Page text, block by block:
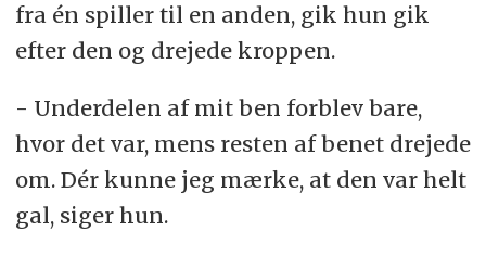
fra én spiller til en anden, gik hun gik
efter den og drejede kroppen.
- Underdelen af mit ben forblev bare,
hvor det var, mens resten af benet drejede
om. Dér kunne jeg mærke, at den var helt
gal, siger hun.